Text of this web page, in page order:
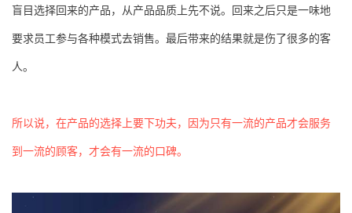
盲目选择回来的产品，从产品品质上先不说。回来之后只是一味地
要求员工参与各种模式去销售。最后带来的结果就是伤了很多的客
人。
所以说，在产品的选择上要下功夫，因为只有一流的产品才会服务
到一流的顾客，才会有一流的口碑。